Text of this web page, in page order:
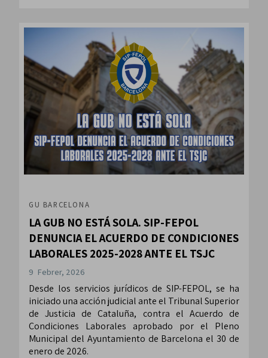
GU BARCELONA
LA GUB NO ESTÁ SOLA. SIP-FEPOL
DENUNCIA EL ACUERDO DE CONDICIONES
LABORALES 2025-2028 ANTE EL TSJC
9 Febrer, 2026
Desde los servicios jurídicos de SIP-FEPOL, se ha
iniciado una acción judicial ante el Tribunal Superior
de Justicia de Cataluña, contra el Acuerdo de
Condiciones Laborales aprobado por el Pleno
Municipal del Ayuntamiento de Barcelona el 30 de
enero de 2026.